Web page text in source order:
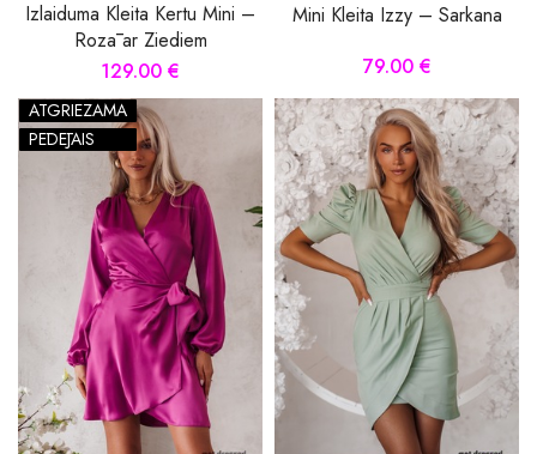
Izlaiduma Kleita Kertu Mini –
Rozā ar Ziediem
129.00 €
Mini Kleita Izzy – Sarkana
79.00 €
ATGRIEZAMA
PĒDĒJAIS